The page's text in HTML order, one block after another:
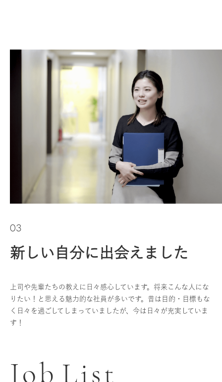
03
新しい自分に出会えました
上司や先輩たちの教えに日々感心しています。将来こんな人にな
りたい！と思える魅力的な社員が多いです。昔は目的・目標もな
く日々を過ごしてしまっていましたが、今は日々が充実していま
す！
J o b L i s t